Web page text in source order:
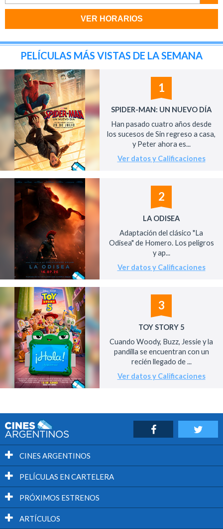
VER HORARIOS
PELÍCULAS MÁS VISTAS DE LA SEMANA
1
SPIDER-MAN: UN NUEVO DÍA
Han pasado cuatro años desde
los sucesos de Sin regreso a casa,
y Peter ahora es...
Ver datos y Calificaciones
2
LA ODISEA
Adaptación del clásico "La
Odisea" de Homero. Los peligros
y ap...
Ver datos y Calificaciones
3
TOY STORY 5
Cuando Woody, Buzz, Jessie y la
pandilla se encuentran con un
recién llegado de ...
Ver datos y Calificaciones
CINES ARGENTINOS
PELÍCULAS EN CARTELERA
PRÓXIMOS ESTRENOS
ARTÍCULOS